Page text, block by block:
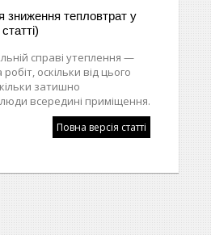
зниження тепловтрат у
справі утеплення —
оскільки від цього
затишно
всередині приміщення.
Повна версія статті